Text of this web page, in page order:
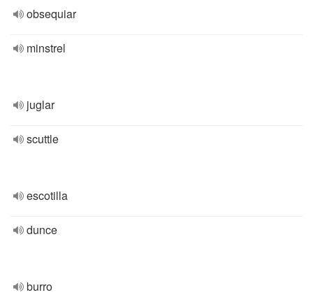
obsequiar
minstrel
juglar
scuttle
escotilla
dunce
burro